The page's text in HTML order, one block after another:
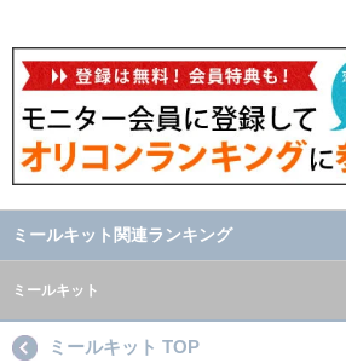
ミールキット関連ランキング
ミールキット
ミールキット TOP